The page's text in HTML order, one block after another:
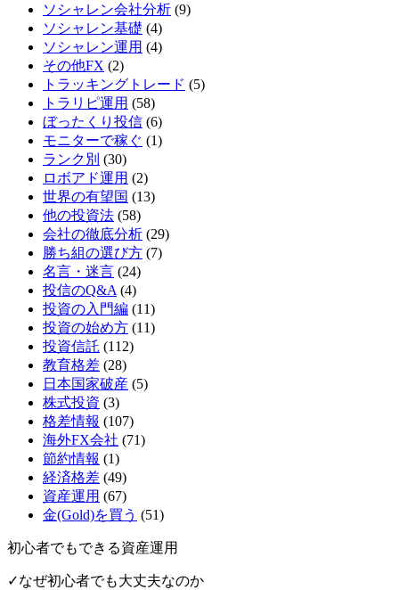
ソシャレン会社分析 (9)
ソシャレン基礎 (4)
ソシャレン運用 (4)
その他FX (2)
トラッキングトレード (5)
トラリピ運用 (58)
ぼったくり投信 (6)
モニターで稼ぐ (1)
ランク別 (30)
ロボアド運用 (2)
世界の有望国 (13)
他の投資法 (58)
会社の徹底分析 (29)
勝ち組の選び方 (7)
名言・迷言 (24)
投信のQ&A (4)
投資の入門編 (11)
投資の始め方 (11)
投資信託 (112)
教育格差 (28)
日本国家破産 (5)
株式投資 (3)
格差情報 (107)
海外FX会社 (71)
節約情報 (1)
経済格差 (49)
資産運用 (67)
金(Gold)を買う (51)
初心者でもできる資産運用
✓なぜ初心者でも大丈夫なのか